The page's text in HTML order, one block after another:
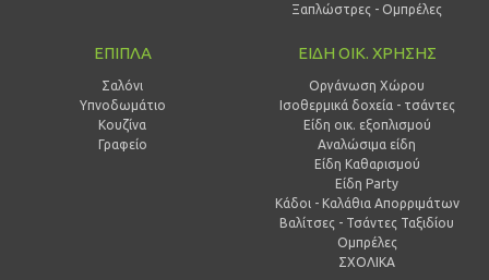
Ξαπλώστρες - Ομπρέλες
ΕΠΙΠΛΑ
Σαλόνι
Υπνοδωμάτιο
Κουζίνα
Γραφείο
ΕΙΔΗ ΟΙΚ. ΧΡΗΣΗΣ
Οργάνωση Χώρου
Ισοθερμικά δοχεία - τσάντες
Είδη οικ. εξοπλισμού
Αναλώσιμα είδη
Είδη Καθαρισμού
Είδη Party
Κάδοι - Καλάθια Απορριμάτων
Βαλίτσες - Τσάντες Ταξιδίου
Ομπρέλες
ΣΧΟΛΙΚΑ